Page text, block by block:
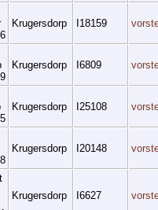
Krugersdorp I18159
Krugersdorp I6809
Krugersdorp I25108
Krugersdorp I20148
Krugersdorp I6627